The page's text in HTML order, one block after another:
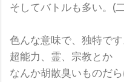
そしてバトルも多い。(
色んな意味で、独特です
超能力、霊、宗教とか
なんか胡散臭いものだ